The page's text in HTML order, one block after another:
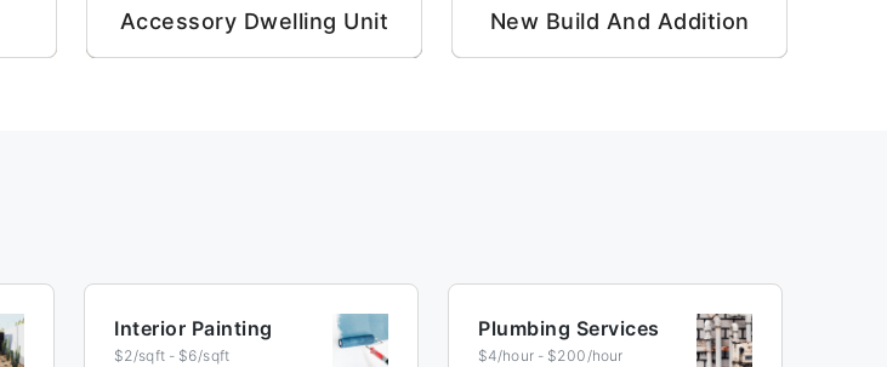
Accessory Dwelling Unit New Build And Addition
Interior Painting
$2/sqft - $6/sqft
Plumbing Services
$4/hour - $200/hour